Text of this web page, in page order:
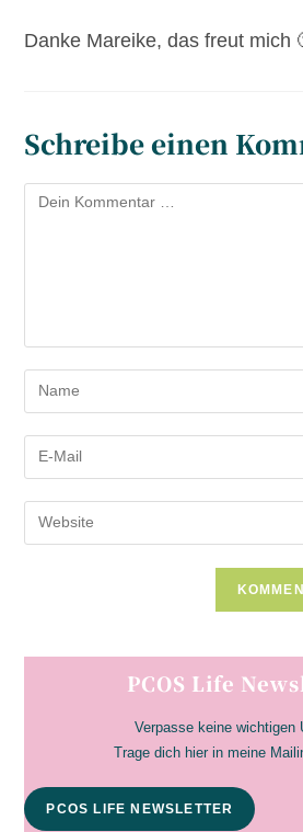
Danke Mareike, das freut mich
Schreibe einen
Kommentar
Gib
deinen
Namen
oder
zum
Kommentieren
Gib
deine
E-
Mail-
Gib
deine
PCOS Life
Verpasse keine wichtigen
Trage dich hier in meine
PCOS LIFE NEWSLETTER